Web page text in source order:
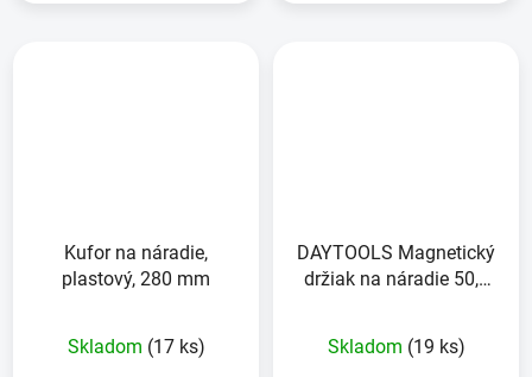
Kufor na náradie,
plastový, 280 mm
Skladom (17 ks)
DAYTOOLS Magnetický
držiak na náradie 50,8
Skladom (19 ks)